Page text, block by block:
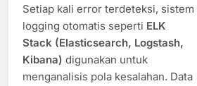
Setiap kali error terdeteksi, sistem
logging otomatis seperti ELK
Stack (Elasticsearch, Logstash,
Kibana) digunakan untuk
menganalisis pola kesalahan. Data